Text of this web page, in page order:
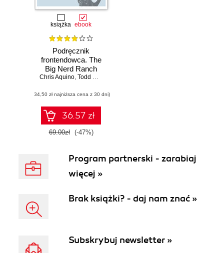
książka ebook
Podręcznik
frontendowca. The
Big Nerd Ranch
Guide
Chris Aquino, Todd Gandee
(34,50 zł najniższa cena z 30 dni)
36.57 zł
69.00zł (-47%)
Program partnerski - zarabiaj
więcej »
Brak książki? - daj nam znać »
Subskrybuj newsletter »